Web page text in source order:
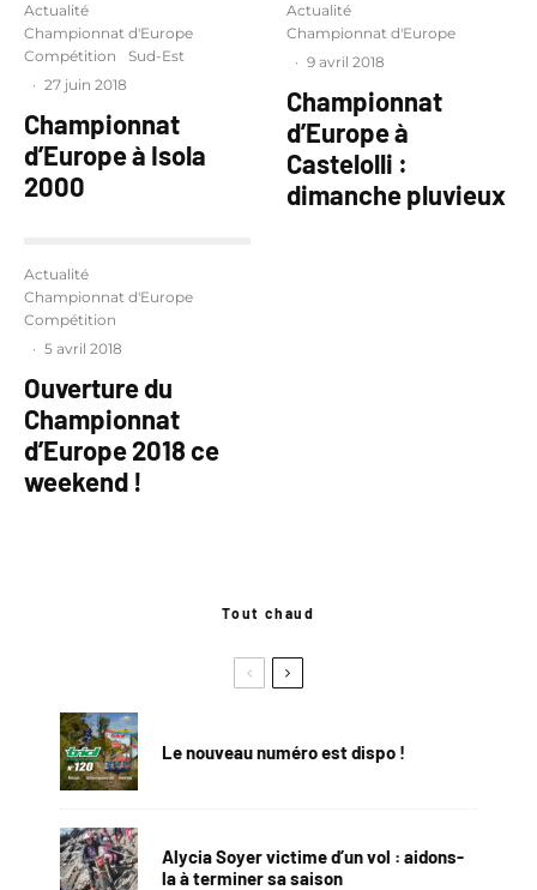
Actualité
Championnat d'Europe
Compétition
Sud-Est
· 27 juin 2018
Championnat
d’Europe à Isola
2000
Actualité
Championnat d'Europe
Compétition
· 5 avril 2018
Ouverture du
Championnat
d’Europe 2018 ce
weekend !
Actualité
Championnat d'Europe
· 9 avril 2018
Championnat
d’Europe à
Castelolli :
dimanche pluvieux
Tout chaud
Le nouveau numéro est dispo !
Alycia Soyer victime d’un vol : aidons-
la à terminer sa saison